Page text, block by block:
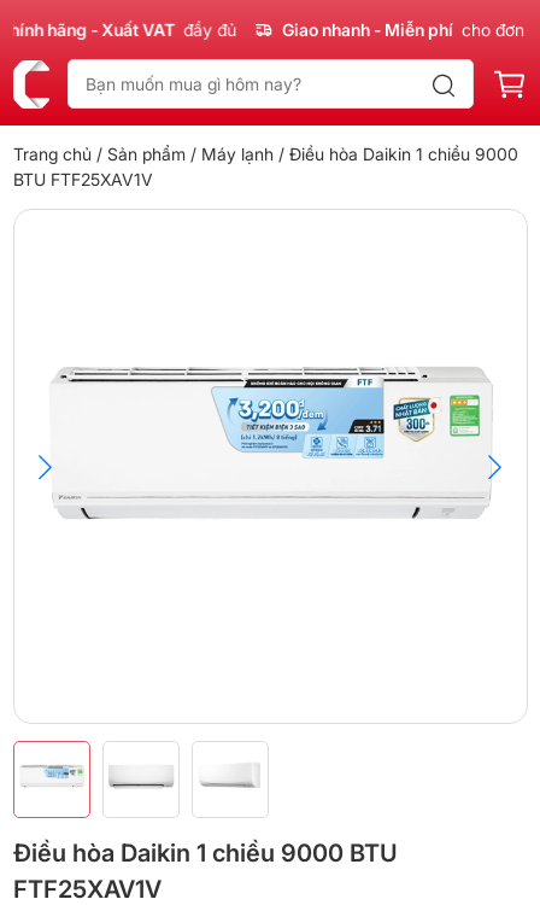
hãng - Xuất VAT đầy đủ Giao nhanh - Miễn phí cho đơn
Trang chủ / Sản phẩm / Máy lạnh / Điều hòa Daikin 1 chiều 9000
BTU FTF25XAV1V
Điều hòa Daikin 1 chiều 9000 BTU
FTF25XAV1V